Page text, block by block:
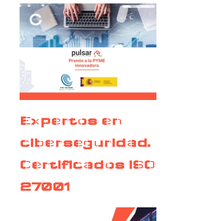
Expertos en
ciberseguridad.
Certificados ISO
27001